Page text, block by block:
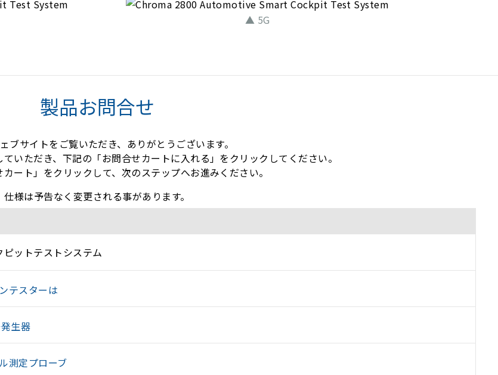
▲ 5G
製品お問合せ
ブサイトをご覧いただき、ありがとうございます。
いただき、下記の「お問合せカートに入れる」をクリックしてください。
ート」をクリックして、次のステップへお進みください。
仕様は予告なく変更される事があります。
ットテストシステム
テスターは
生器
測定プローブ